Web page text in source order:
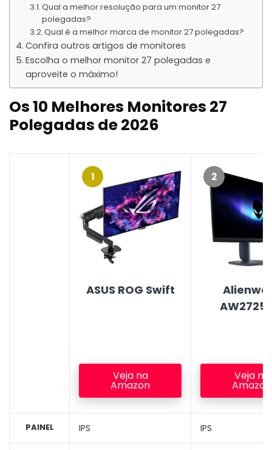
Qual a melhor resolução para um monitor 27
polegadas?
Qual é a melhor marca de monitor 27 polegadas?
Confira outros artigos de monitores
Escolha o melhor monitor 27 polegadas e
aproveite o máximo!
Os 10 Melhores Monitores 27
Polegadas de 2026
PAINEL
1
ASUS ROG Swift
Veja na
Amazon
IPS
2
Veja na
Amazon
IPS